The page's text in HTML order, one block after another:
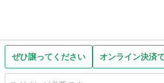
ぜひ譲ってください オンライン決済